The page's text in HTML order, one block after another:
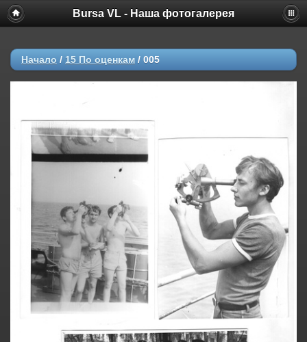
Bursa VL - Наша фотогалерея
Начало / 15 По оценкам / 005